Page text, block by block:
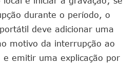
durante o período, o
deve adicionar uma
motivo da interrupção ao
emitir uma explicação por